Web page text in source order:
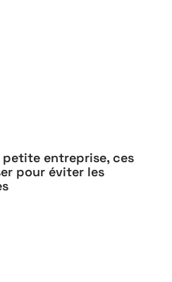
entreprise, ces
pour éviter les